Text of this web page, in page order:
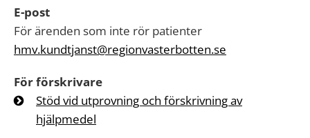
E-post
För ärenden som inte rör patienter
hmv.kundtjanst@regionvasterbotten.se
För förskrivare
Stöd vid utprovning och förskrivning av
hjälpmedel